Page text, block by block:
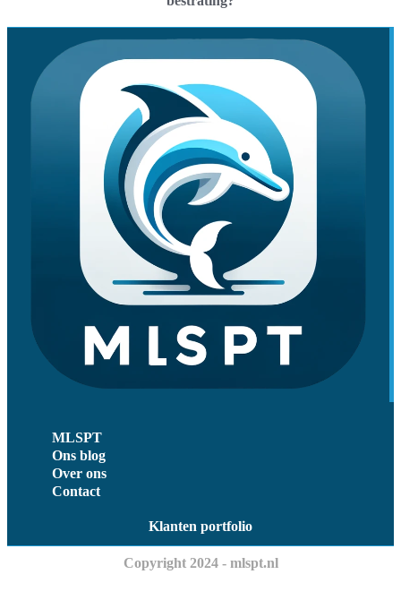
MLSPT
Ons blog
Over ons
Contact
Klanten portfolio
Copyright 2024 - mlspt.nl